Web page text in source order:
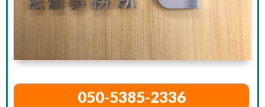
050-5385-2336